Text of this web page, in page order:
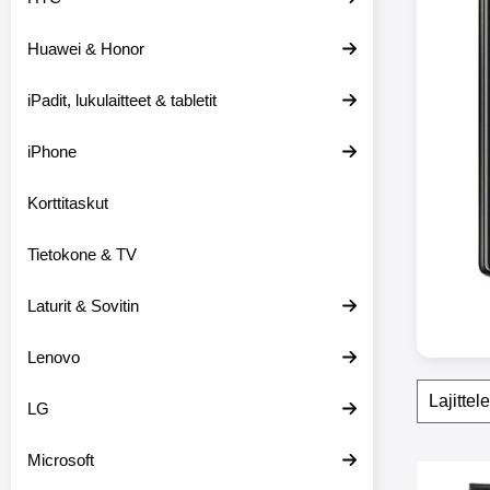
Huawei & Honor
iPadit, lukulaitteet & tabletit
iPhone
Korttitaskut
Tietokone & TV
Laturit & Sovitin
Lenovo
LG
Microsoft
i